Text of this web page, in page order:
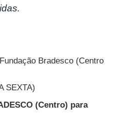
Bradesco (Centro
SEXTA)
(Centro) para